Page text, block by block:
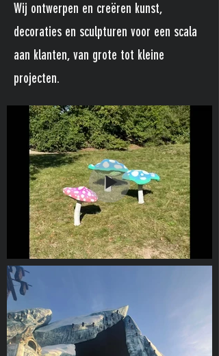
Wij ontwerpen en creëren kunst,
decoraties en sculpturen voor een scala
aan klanten, van grote tot kleine
projecten.